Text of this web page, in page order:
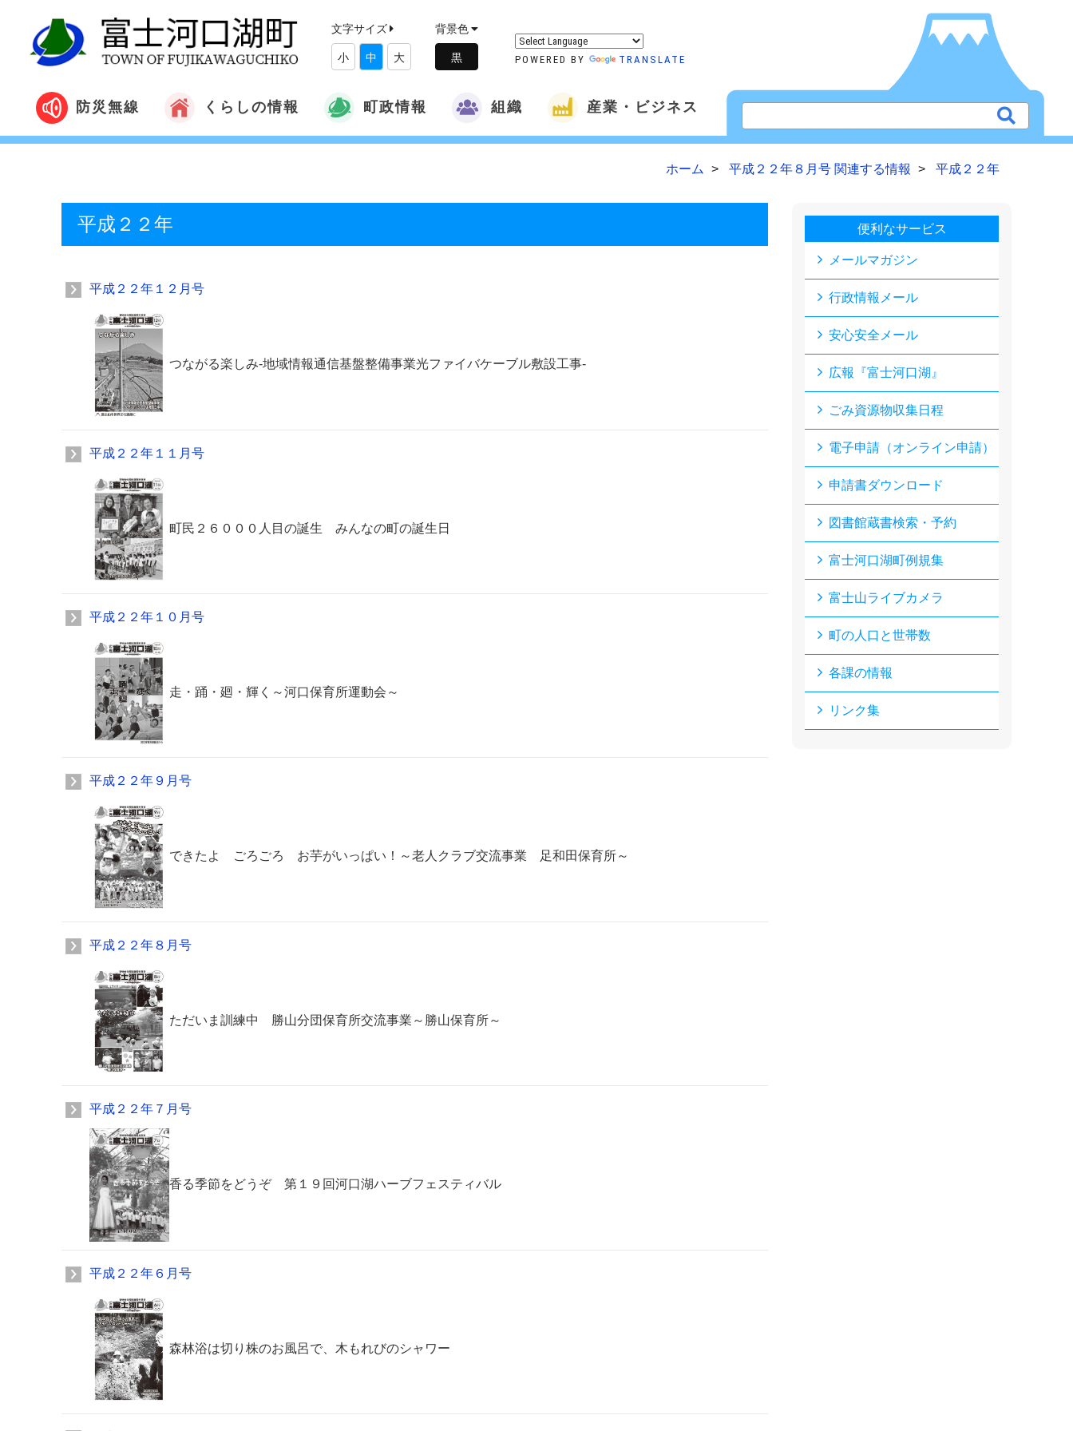
文字サイズ
小 中 大
背景色
POWERED BY TRANSLATE
防災無線 くらしの情報 町政情報 組織 産業・ビジネス
ホーム 平成２２年８月号 関連する情報 平成２２年
平成２２年
平成２２年１２月号
つながる楽しみ-地域情報通信基盤整備事業光ファイバケーブル敷設工事-
平成２２年１１月号
町民２６０００人目の誕生 みんなの町の誕生日
平成２２年１０月号
走・踊・廻・輝く～河口保育所運動会～
平成２２年９月号
できたよ ごろごろ お芋がいっぱい！～老人クラブ交流事業 足和田保育所～
平成２２年８月号
ただいま訓練中 勝山分団保育所交流事業～勝山保育所～
平成２２年７月号
香る季節をどうぞ 第１９回河口湖ハーブフェスティバル
平成２２年６月号
森林浴は切り株のお風呂で、木もれびのシャワー
便利なサービス
メールマガジン
行政情報メール
安心安全メール
広報『富士河口湖』
ごみ資源物収集日程
電子申請（オンライン申請）
申請書ダウンロード
図書館蔵書検索・予約
富士河口湖町例規集
富士山ライブカメラ
町の人口と世帯数
各課の情報
リンク集